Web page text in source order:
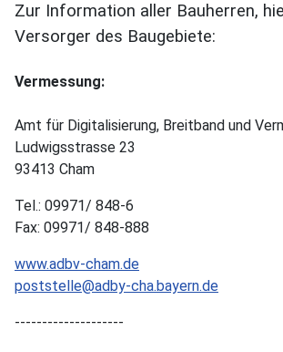
Zur Information aller Bauherren,
Versorger des Baugebiete:
Vermessung:
Amt für Digitalisierung, Breitband und
Ludwigsstrasse 23
93413 Cham
Tel.: 09971/ 848-6
Fax: 09971/ 848-888
www.adbv-cham.de
poststelle@adby-cha.bayern.de
--------------------